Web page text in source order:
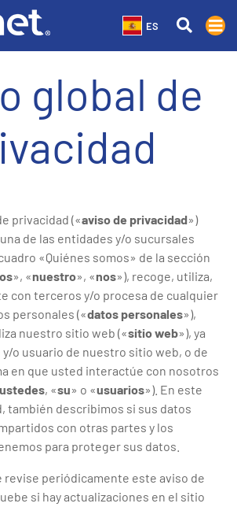
ES
global de
privacidad («aviso de privacidad»)
de las entidades y/o sucursales
«Quiénes somos» de la sección
», «nuestro», «nos»), recoge, utiliza,
con terceros y/o procesa de cualquier
personales («datos personales»),
nuestro sitio web («sitio web»), ya
o usuario de nuestro sitio web, o de
en que usted interactúe con nosotros
ustedes, «su» o «usuarios»). En este
también describimos si sus datos
con otras partes y los
para proteger sus datos.
revise periódicamente este aviso de
si hay actualizaciones en el sitio